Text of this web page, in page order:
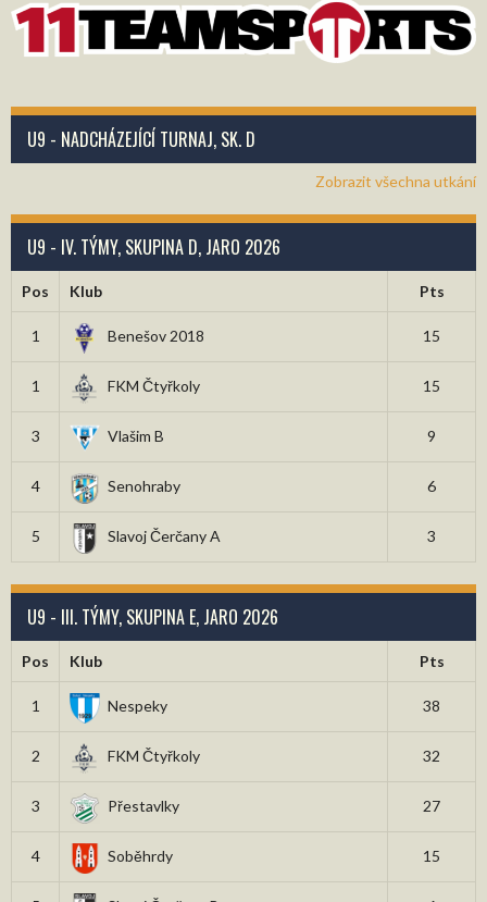
U9 - NADCHÁZEJÍCÍ TURNAJ, SK. D
Zobrazit všechna utkání
U9 - IV. TÝMY, SKUPINA D, JARO 2026
Pos Klub Pts
1 Benešov 2018 15
1 FKM Čtyřkoly 15
3 Vlašim B 9
4 Senohraby 6
5 Slavoj Čerčany A 3
U9 - III. TÝMY, SKUPINA E, JARO 2026
Pos Klub Pts
1 Nespeky 38
2 FKM Čtyřkoly 32
3 Přestavlky 27
4 Soběhrdy 15